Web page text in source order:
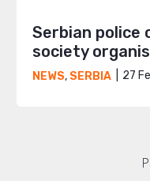
Serbian police
society
NEWS, SERBIA 27